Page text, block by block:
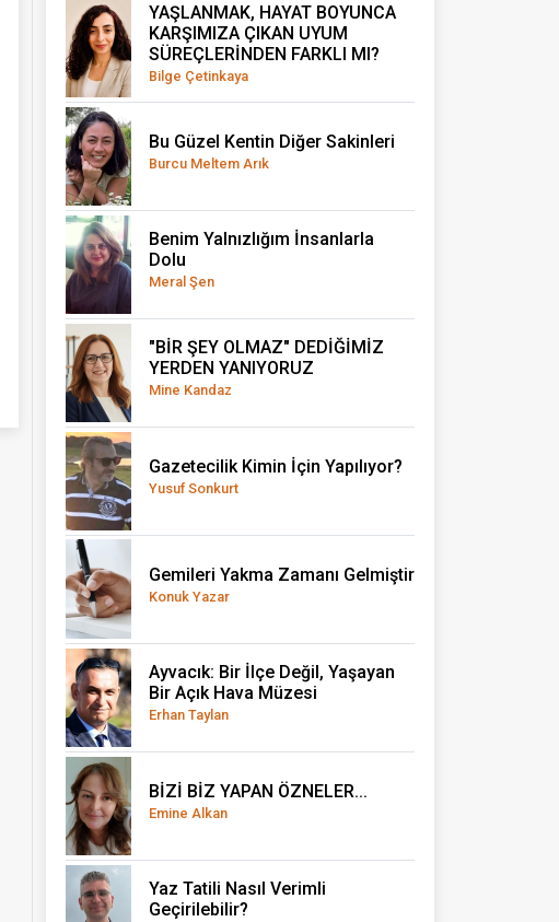
YAŞLANMAK, HAYAT BOYUNCA
KARŞIMIZA ÇIKAN UYUM
SÜREÇLERİNDEN FARKLI MI?
Bilge Çetinkaya
Bu Güzel Kentin Diğer Sakinleri
Burcu Meltem Arık
Benim Yalnızlığım İnsanlarla
Dolu
Meral Şen
"BİR ŞEY OLMAZ" DEDİĞİMİZ
YERDEN YANIYORUZ
Mine Kandaz
Gazetecilik Kimin İçin Yapılıyor?
Yusuf Sonkurt
Gemileri Yakma Zamanı Gelmiştir
Konuk Yazar
Ayvacık: Bir İlçe Değil, Yaşayan
Bir Açık Hava Müzesi
Erhan Taylan
BİZİ BİZ YAPAN ÖZNELER...
Emine Alkan
Yaz Tatili Nasıl Verimli
Geçirilebilir?